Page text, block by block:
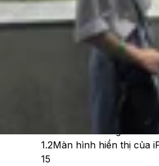
So sánh iPhone 16 và
1.2Màn hình hiển thị của
15